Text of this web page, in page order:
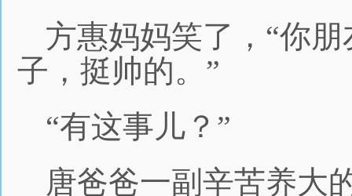
方惠妈妈笑了，“你
子，挺帅的。”
“有这事儿？”
唐爸爸一副辛苦养大